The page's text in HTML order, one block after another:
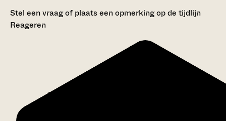
Stel een vraag of plaats een opmerking op de tijdlijn
Reageren